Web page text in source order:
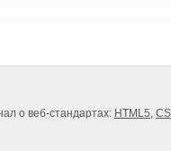
о веб-стандартах: HTML5